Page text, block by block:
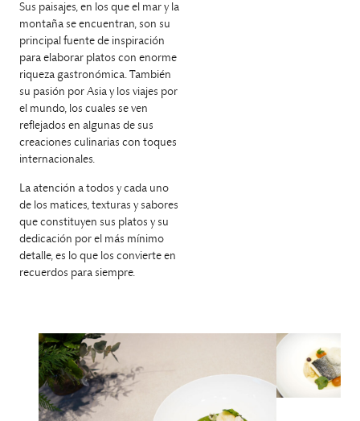
Sus paisajes, en los que el mar y la
montaña se encuentran, son su
principal fuente de inspiración
para elaborar platos con enorme
riqueza gastronómica. También
su pasión por Asia y los viajes por
el mundo, los cuales se ven
reflejados en algunas de sus
creaciones culinarias con toques
internacionales.
La atención a todos y cada uno
de los matices, texturas y sabores
que constituyen sus platos y su
dedicación por el más mínimo
detalle, es lo que los convierte en
recuerdos para siempre.